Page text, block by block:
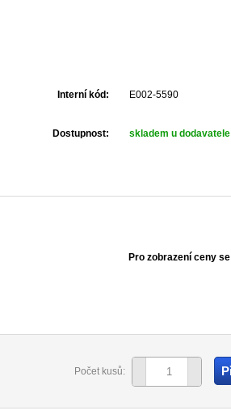
Interní kód: E002-5590
Dostupnost: skladem u
Pro zobrazení ceny se
Počet kusů: